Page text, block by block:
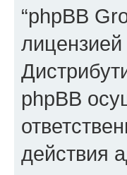
“phpBB
лицензией
phpBB
действия